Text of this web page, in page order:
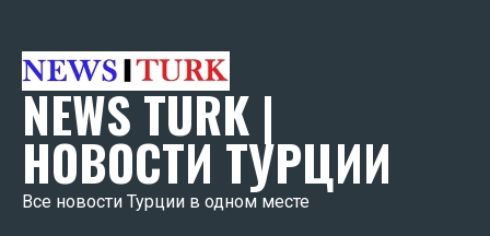
NEWS TURK |
НОВОСТИ ТУРЦИИ
Все новости Турции в одном месте